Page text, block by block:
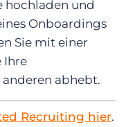
hochladen und
Onboardings
Sie mit einer
Ihre
abhebt.
Recruiting hier.